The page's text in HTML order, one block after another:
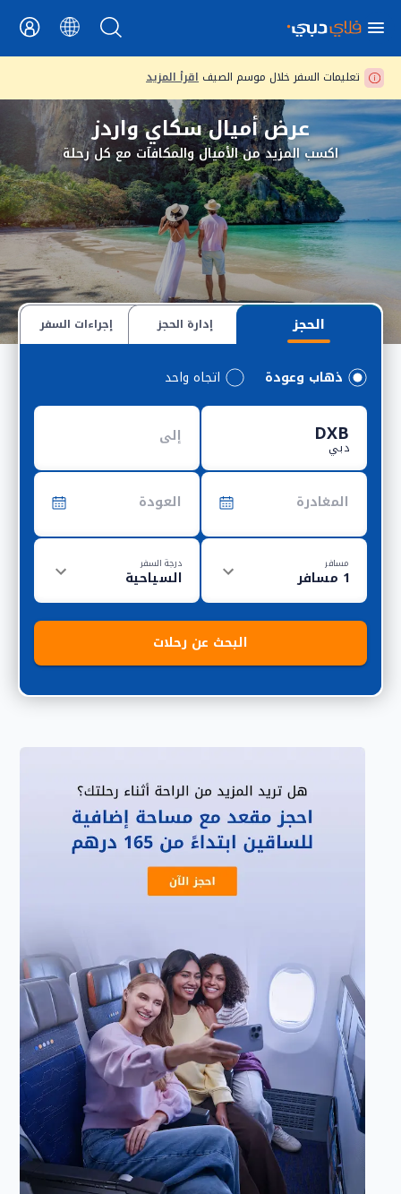
تعليمات السفر خلال موسم الصيف اقرأ المزيد
عرض أميال سكاي واردز
اكسب المزيد من الأميال والمكافآت مع كل رحلة
الحجز إدارة الحجز إجراءات السفر
ذهاب وعودة اتجاه واحد
دبي
مسافر درجة السفر
البحث عن رحلات